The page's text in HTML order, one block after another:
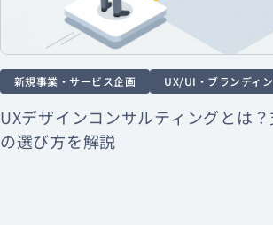
新規事業・サービス企画 UX/UI・ブランディ
UXデザインコンサルティングとは
の選び方を解説